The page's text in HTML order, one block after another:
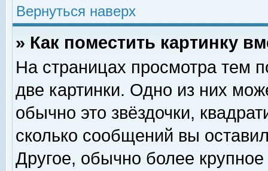
Вернуться наверх
» Как поместить картинку
На страницах просмотра тем
две картинки. Одно из них
обычно это звёздочки,
сколько сообщений вы
Другое, обычно более